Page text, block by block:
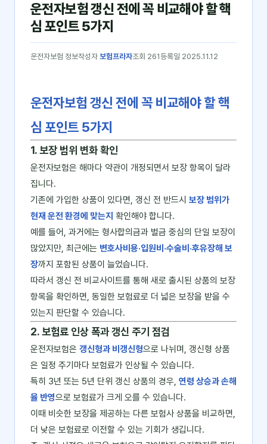
운전자보험 갱신 전에 꼭 비교해야 할 핵
심 포인트 5가지
운전자보험 정보작성자 보험프라자조회 261 등록일 2025.11.12
운전자보험 갱신 전에 꼭 비교해야 할 핵
심 포인트 5가지
1. 보장 범위 변화 확인
운전자보험은 해마다 약관이 개정되면서 보장 항목이 달라
집니다.
기존에 가입한 상품이 있다면, 갱신 전 반드시 보장 범위가
현재 운전 환경에 맞는지 확인해야 합니다.
예를 들어, 과거에는 형사합의금과 벌금 중심의 단일 보장이
많았지만, 최근에는 변호사비용·입원비·수술비·후유장해 보
장까지 포함된 상품이 늘었습니다.
따라서 갱신 전 비교사이트를 통해 새로 출시된 상품의 보장
항목을 확인하면, 동일한 보험료로 더 넓은 보장을 받을 수
있는지 판단할 수 있습니다.
2. 보험료 인상 폭과 갱신 주기 점검
운전자보험은 갱신형과 비갱신형으로 나뉘며, 갱신형 상품
은 일정 주기마다 보험료가 인상될 수 있습니다.
특히 3년 또는 5년 단위 갱신 상품의 경우, 연령 상승과 손해
율 반영으로 보험료가 크게 오를 수 있습니다.
이때 비슷한 보장을 제공하는 다른 보험사 상품을 비교하면,
더 낮은 보험료로 이전할 수 있는 기회가 생깁니다.